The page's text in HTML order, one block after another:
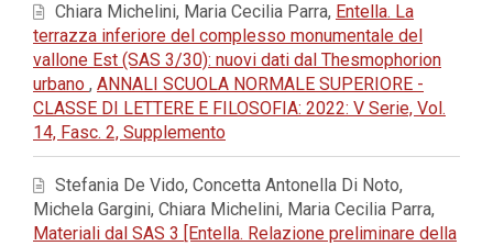
Chiara Michelini, Maria Cecilia Parra, Entella. La
terrazza inferiore del complesso monumentale del
vallone Est (SAS 3/30): nuovi dati dal Thesmophorion
urbano , ANNALI SCUOLA NORMALE SUPERIORE -
CLASSE DI LETTERE E FILOSOFIA: 2022: V Serie, Vol.
14, Fasc. 2, Supplemento
Stefania De Vido, Concetta Antonella Di Noto,
Michela Gargini, Chiara Michelini, Maria Cecilia Parra,
Materiali dal SAS 3 [Entella. Relazione preliminare della